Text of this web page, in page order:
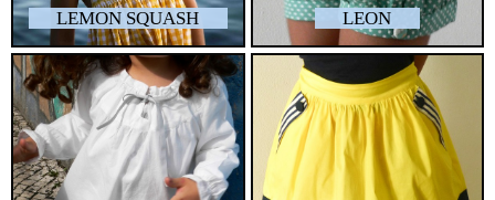
LEMON SQUASH LEON